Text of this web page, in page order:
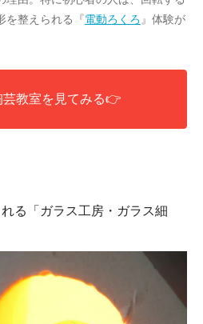
を整えられる『電動ろくろ 』体験が
芸教室を見てみる👉
る「ガラス工房・ガラス細